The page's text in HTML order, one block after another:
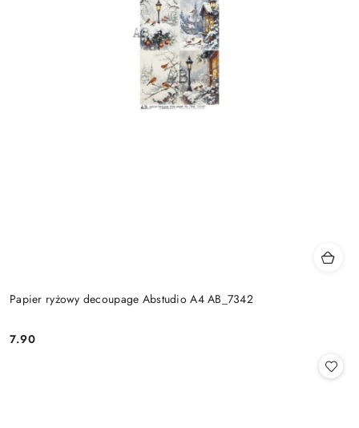
Papier ryżowy decoupage Abstudio A4 AB_7342
Cena:
7.90